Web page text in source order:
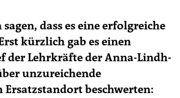
dass es eine erfolgreiche
kürzlich gab es einen
der Lehrkräfte der Anna-Lindh-
unzureichende
Ersatzstandort beschwerten: